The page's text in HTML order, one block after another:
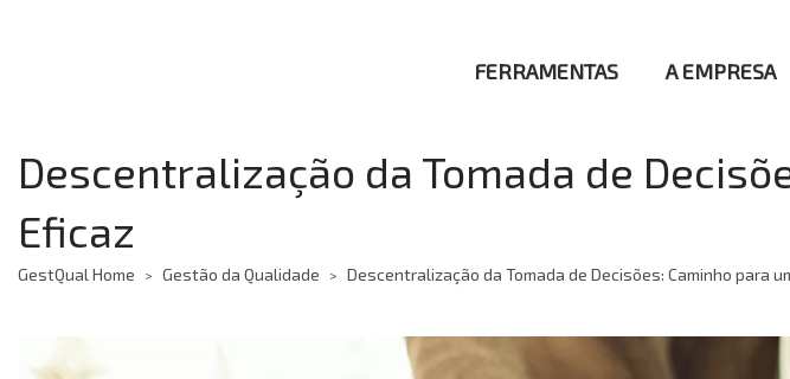
FERRAMENTAS A EMPRESA
Descentralização da Tomada de
Eficaz
GestQual Home > Gestão da Qualidade > Descentralização da Tomada de Decisões: Caminho para